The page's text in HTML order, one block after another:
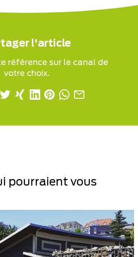
l'article
référence sur le canal de
votre choix.
pourraient vous